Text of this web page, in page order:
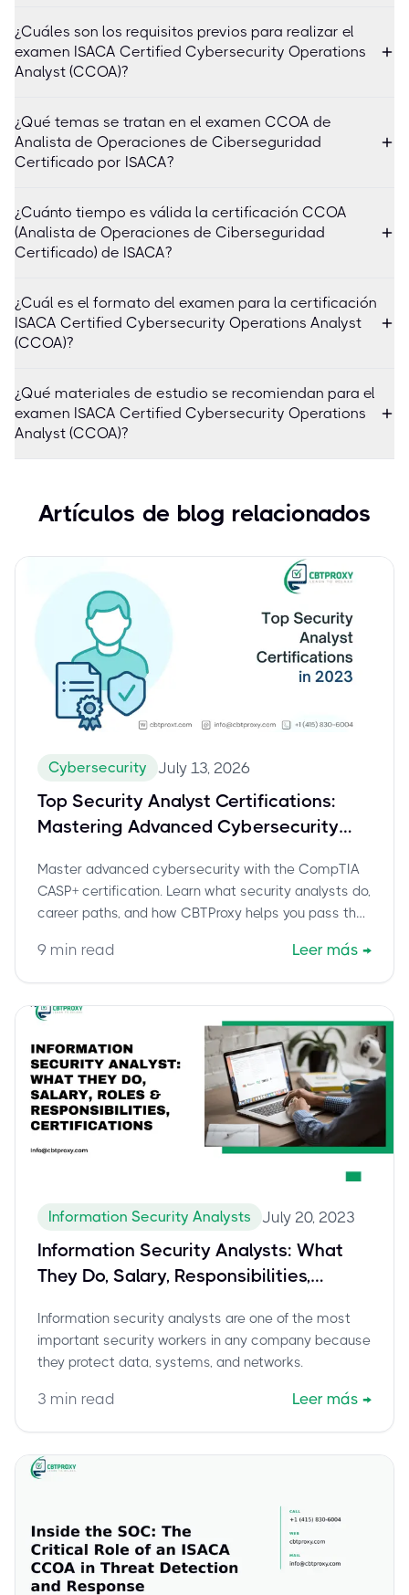
¿Cuáles son los requisitos previos para realizar el
examen ISACA Certified Cybersecurity Operations
Analyst (CCOA)?
¿Qué temas se tratan en el examen CCOA de
Analista de Operaciones de Ciberseguridad
Certificado por ISACA?
¿Cuánto tiempo es válida la certificación CCOA
(Analista de Operaciones de Ciberseguridad
Certificado) de ISACA?
¿Cuál es el formato del examen para la certificación
ISACA Certified Cybersecurity Operations Analyst
(CCOA)?
¿Qué materiales de estudio se recomiendan para el
examen ISACA Certified Cybersecurity Operations
Analyst (CCOA)?
Artículos de blog relacionados
Cybersecurity July 13, 2026
Top Security Analyst Certifications:
Mastering Advanced Cybersecurity
Master advanced cybersecurity with the CompTIA
CASP+ certification. Learn what security analysts do,
career paths, and how CBTProxy helps you pass the
9 min read Leer más →
Information Security Analysts July 20, 2023
Information Security Analysts: What
They Do, Salary, Responsibilities,
Information security analysts are one of the most
important security workers in any company because
they protect data, systems, and networks.
3 min read Leer más →